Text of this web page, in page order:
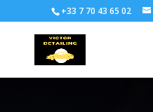
+33 7 70 43 65 02